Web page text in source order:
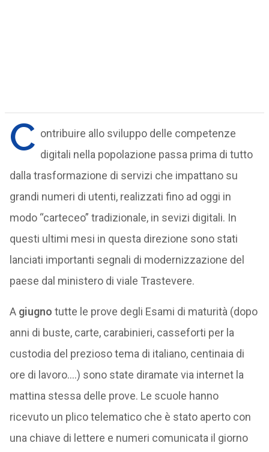
C ontribuire allo sviluppo delle competenze
digitali nella popolazione passa prima di tutto
dalla trasformazione di servizi che impattano su
grandi numeri di utenti, realizzati fino ad oggi in
modo “carteceo” tradizionale, in sevizi digitali. In
questi ultimi mesi in questa direzione sono stati
lanciati importanti segnali di modernizzazione del
paese dal ministero di viale Trastevere.
A giugno tutte le prove degli Esami di maturità (dopo
anni di buste, carte, carabinieri, casseforti per la
custodia del prezioso tema di italiano, centinaia di
ore di lavoro….) sono state diramate via internet la
mattina stessa delle prove. Le scuole hanno
ricevuto un plico telematico che è stato aperto con
una chiave di lettere e numeri comunicata il giorno